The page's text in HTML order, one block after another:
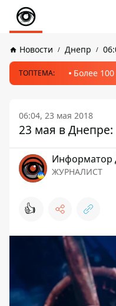
Новости Днепр
ТОПТЕМА: Более
06:04, 23 мая 2018
23 мая в Днепре:
Информатор
ЖУРНАЛИСТ
👍